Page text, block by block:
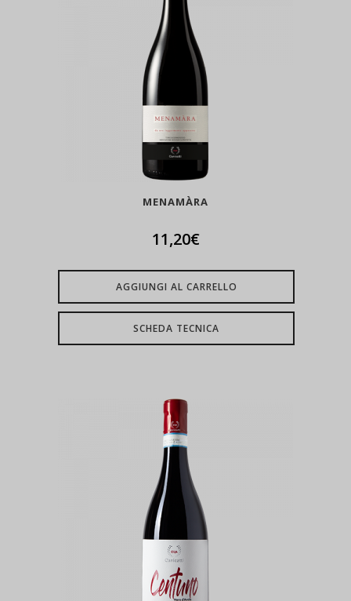
MENAMÀRA
11,20€
AGGIUNGI AL CARRELLO
SCHEDA TECNICA